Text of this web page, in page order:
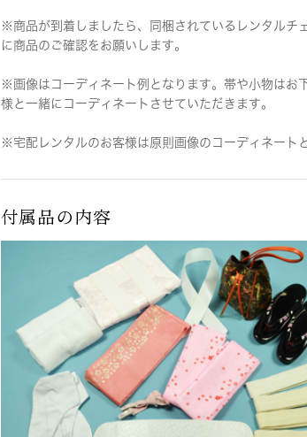
※商品が到着しましたら、同梱されているレンタルチ
に商品のご確認をお願いします。
※画像はコーディネート例となります。帯や小物はお
様と一緒にコーディネートさせていただきます。
※宅配レンタルのお客様は原則画像のコーディネート
付属品の内容